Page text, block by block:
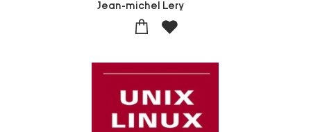
Jean-michel Lery